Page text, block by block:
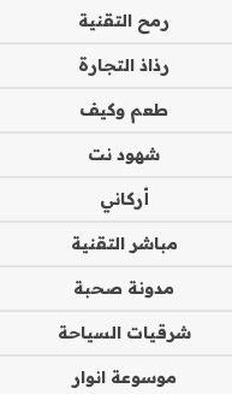
رمح التقنية
رذاذ التجارة
طعم وكيف
شهود نت
أركاني
مباشر التقنية
مدونة صحبة
شرقيات السياحة
موسوعة انوار